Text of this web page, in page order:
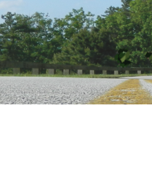
Malibuworld